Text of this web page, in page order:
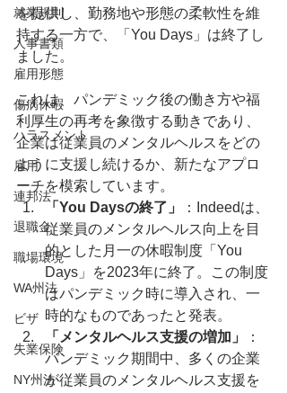
就業規則
人事書類
雇用形態
傷病休暇
ハラスメント
雇用
連邦法
退職金
職場環境
WA州法
ビザ
失業保険
NY州法
を提供し、勤務地や形態の柔軟性を維
持する一方で、「You Days」は終了し
ました。
これは、パンデミック後の働き方や福
利厚生の再考を象徴する動きであり、
企業は従業員のメンタルヘルスをどの
ように支援し続けるか、新たなアプロ
ーチを模索しています。
「You Daysの終了」
：Indeedは、
従業員のメンタルヘルス向上を目
的とした月一の休暇制度「You
Days」を2023年に終了。この制度
はパンデミック時に導入され、一
時的なものであったと発表。
「メンタルヘルス支援の増加」
：
パンデミック期間中、多くの企業
が従業員のメンタルヘルス支援を